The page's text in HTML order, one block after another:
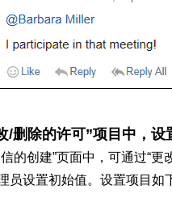
/删除的许可”项目中，设
的创建”页面中，可通过“
员设置初始值。设置项目如